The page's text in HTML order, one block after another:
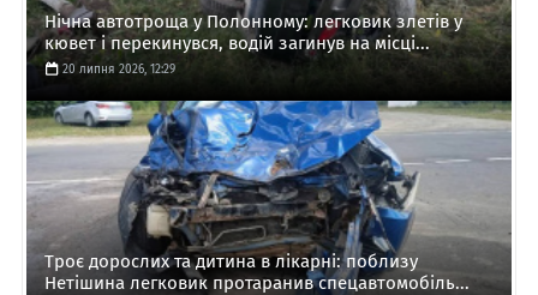
Нічна автотроща у Полонному: легковик злетів у
кювет і перекинувся, водій загинув на місці...
20 липня 2026, 12:29
Троє дорослих та дитина в лікарні: поблизу
Нетішина легковик протаранив спецавтомобіль...